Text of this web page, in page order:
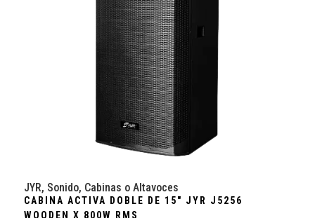
JYR, Sonido, Cabinas o Altavoces
CABINA ACTIVA DOBLE DE 15″ JYR J5256
WOODEN X 800W RMS